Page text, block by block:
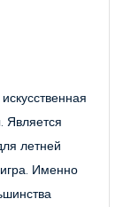
Является
летней
Именно